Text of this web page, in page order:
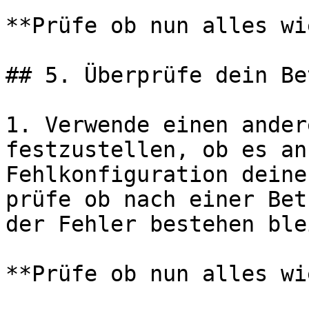
**Prüfe ob nun alles
## 5. Überprüfe dein
1. Verwende einen
festzustellen, ob es
Fehlkonfiguration
prüfe ob nach einer
der Fehler bestehen